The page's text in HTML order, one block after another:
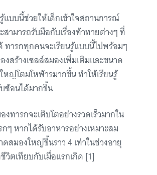
แบบนี้ช่วยให้เด็กเข้าใจสถานการณ์
สามารถรับมือกับเรื่องท้าทายต่างๆ ที่
ทารกทุกคนจะเรียนรู้แบบนี้ไปพร้อมๆ
สร้างเซลล์สมองเพิ่มเติมและขนาด
หญ่โตมโหฬารมากขึ้น ทำให้เรียนรู้
ซ้อนได้มากขึ้น
ทารกจะเติบโตอย่างรวดเร็วมากใน
ๆ หากได้รับอาหารอย่างเหมาะสม
สมองใหญ่ขึ้นราว 4 เท่าในช่วงอายุ
วิตเทียบกับเมื่อแรกเกิด [1]